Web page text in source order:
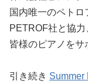
国内唯一のペトロ
PETROF社と協
皆様のピアノをサ
引き続き Summer